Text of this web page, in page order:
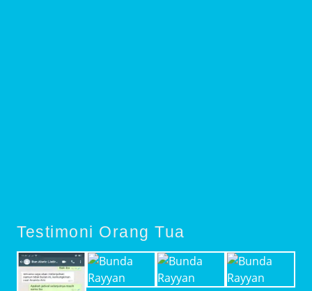
Testimoni Orang Tua